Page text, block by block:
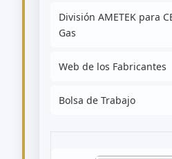
División AMETEK para
Gas
Web de los Fabricantes
Bolsa de Trabajo